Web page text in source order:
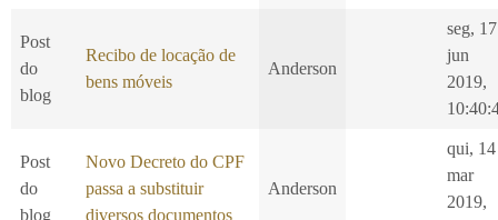
Post
do
blog
Recibo de locação de
bens móveis
Anderson
seg, 17
jun
2019,
Post
do
blog
Novo Decreto do CPF
passa a substituir
diversos documentos
Anderson
qui, 14
mar
2019,